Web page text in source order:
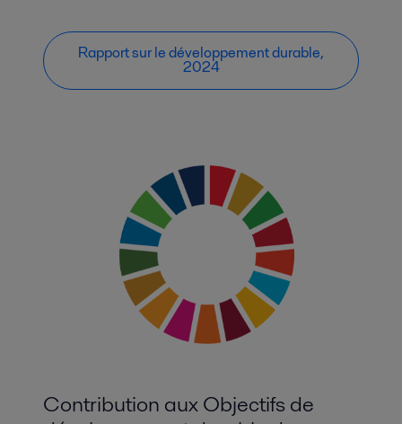
Rapport sur le développement durable,
2024
Contribution aux Objectifs de